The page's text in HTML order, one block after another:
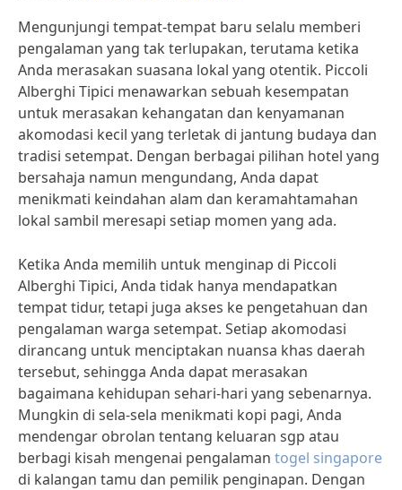
Mengunjungi tempat-tempat baru selalu memberi
pengalaman yang tak terlupakan, terutama ketika
Anda merasakan suasana lokal yang otentik. Piccoli
Alberghi Tipici menawarkan sebuah kesempatan
untuk merasakan kehangatan dan kenyamanan
akomodasi kecil yang terletak di jantung budaya dan
tradisi setempat. Dengan berbagai pilihan hotel yang
bersahaja namun mengundang, Anda dapat
menikmati keindahan alam dan keramahtamahan
lokal sambil meresapi setiap momen yang ada.
Ketika Anda memilih untuk menginap di Piccoli
Alberghi Tipici, Anda tidak hanya mendapatkan
tempat tidur, tetapi juga akses ke pengetahuan dan
pengalaman warga setempat. Setiap akomodasi
dirancang untuk menciptakan nuansa khas daerah
tersebut, sehingga Anda dapat merasakan
bagaimana kehidupan sehari-hari yang sebenarnya.
Mungkin di sela-sela menikmati kopi pagi, Anda
mendengar obrolan tentang keluaran sgp atau
berbagi kisah mengenai pengalaman togel singapore
di kalangan tamu dan pemilik penginapan. Dengan